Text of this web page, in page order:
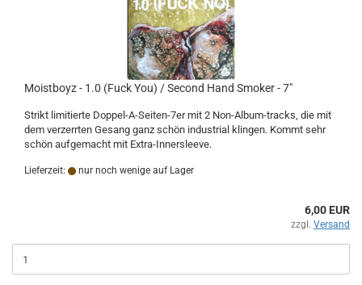
Moistboyz - 1.0 (Fuck You) / Second Hand Smoker - 7"
Strikt limitierte Doppel-A-Seiten-7er mit 2 Non-Album-tracks, die mit
dem verzerrten Gesang ganz schön industrial klingen. Kommt sehr
schön aufgemacht mit Extra-Innersleeve.
Lieferzeit: nur noch wenige auf Lager
6,00 EUR
zzgl. Versand